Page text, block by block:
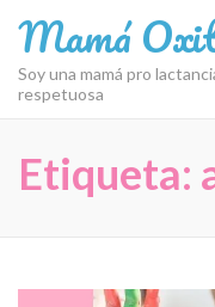
contenido
(presiona
tecla
Intro)
Mamá
Soy una mamá pro
respetuosa
Etiqueta: